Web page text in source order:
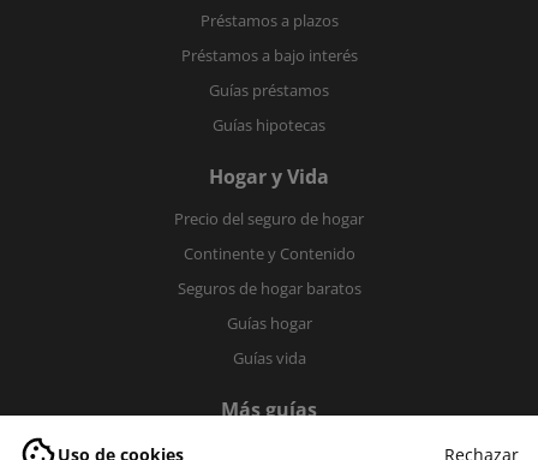
Uso de cookies Rechazar
Préstamos a plazos
Préstamos a bajo interés
Guías préstamos
Guías hipotecas
Hogar y Vida
Precio del seguro de hogar
Continente y Contenido
Seguros de hogar baratos
Guías hogar
Guías vida
Más guías